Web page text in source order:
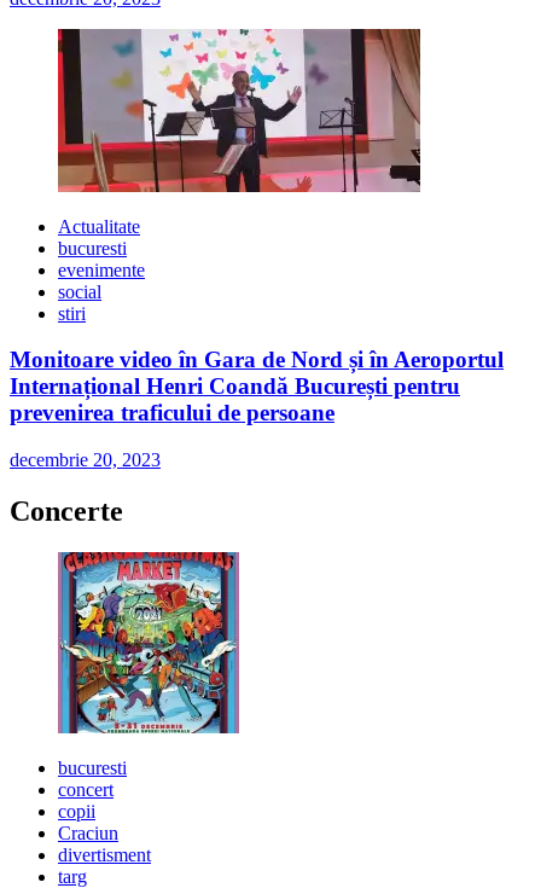
Actualitate
bucuresti
evenimente
social
stiri
Monitoare video în Gara de Nord și în Aeroportul
Internațional Henri Coandă București pentru
prevenirea traficului de persoane
decembrie 20, 2023
Concerte
bucuresti
concert
copii
Craciun
divertisment
targ